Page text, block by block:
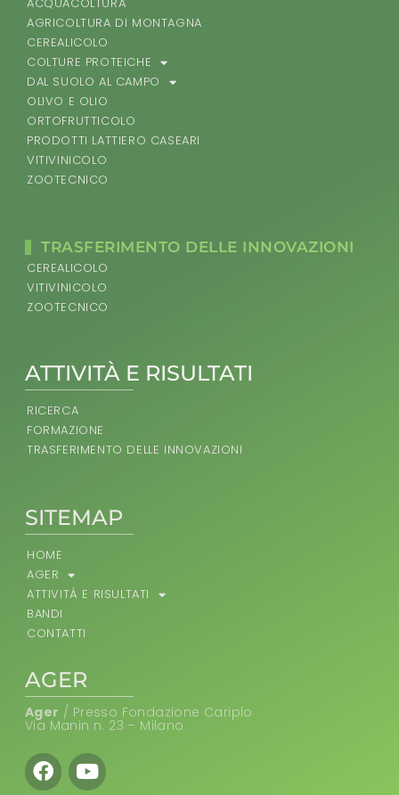
AGER
Ager / Presso Fondazione Cariplo
Via Manin n. 23 – Milano
Facebook
Youtube
ATTIVITÀ E RISULTATI
RICERCA
FORMAZIONE
TRASFERIMENTO DELLE INNOVAZIONI
SITEMAP
HOME
AGER
ATTIVITÀ E RISULTATI
BANDI
CONTATTI
AGRICOLTURA DI MONTAGNA
CEREALICOLO
COLTURE PROTEICHE
DAL SUOLO AL CAMPO
OLIVO E OLIO
ORTOFRUTTICOLO
PRODOTTI LATTIERO CASEARI
VITIVINICOLO
ZOOTECNICO
TRASFERIMENTO DELLE INNOVAZIONI
CEREALICOLO
VITIVINICOLO
ZOOTECNICO